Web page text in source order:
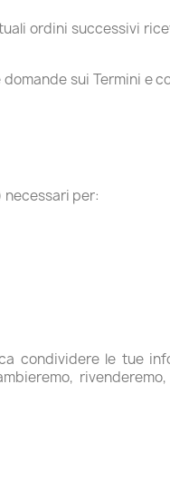
ordini successivi
sui Termini e
per:
condividere le tue